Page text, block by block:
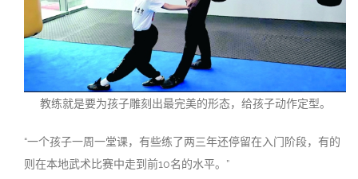
教练就是要为孩子雕刻出最完美的形态，给孩子动作定型。
“一个孩子一周一堂课，有些练了两三年还停留在入门阶段，有的
则在本地武术比赛中走到前10名的水平。”